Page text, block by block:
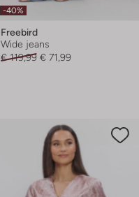
-40%
Freebird
Wide jeans
€ 119,99 € 71,99